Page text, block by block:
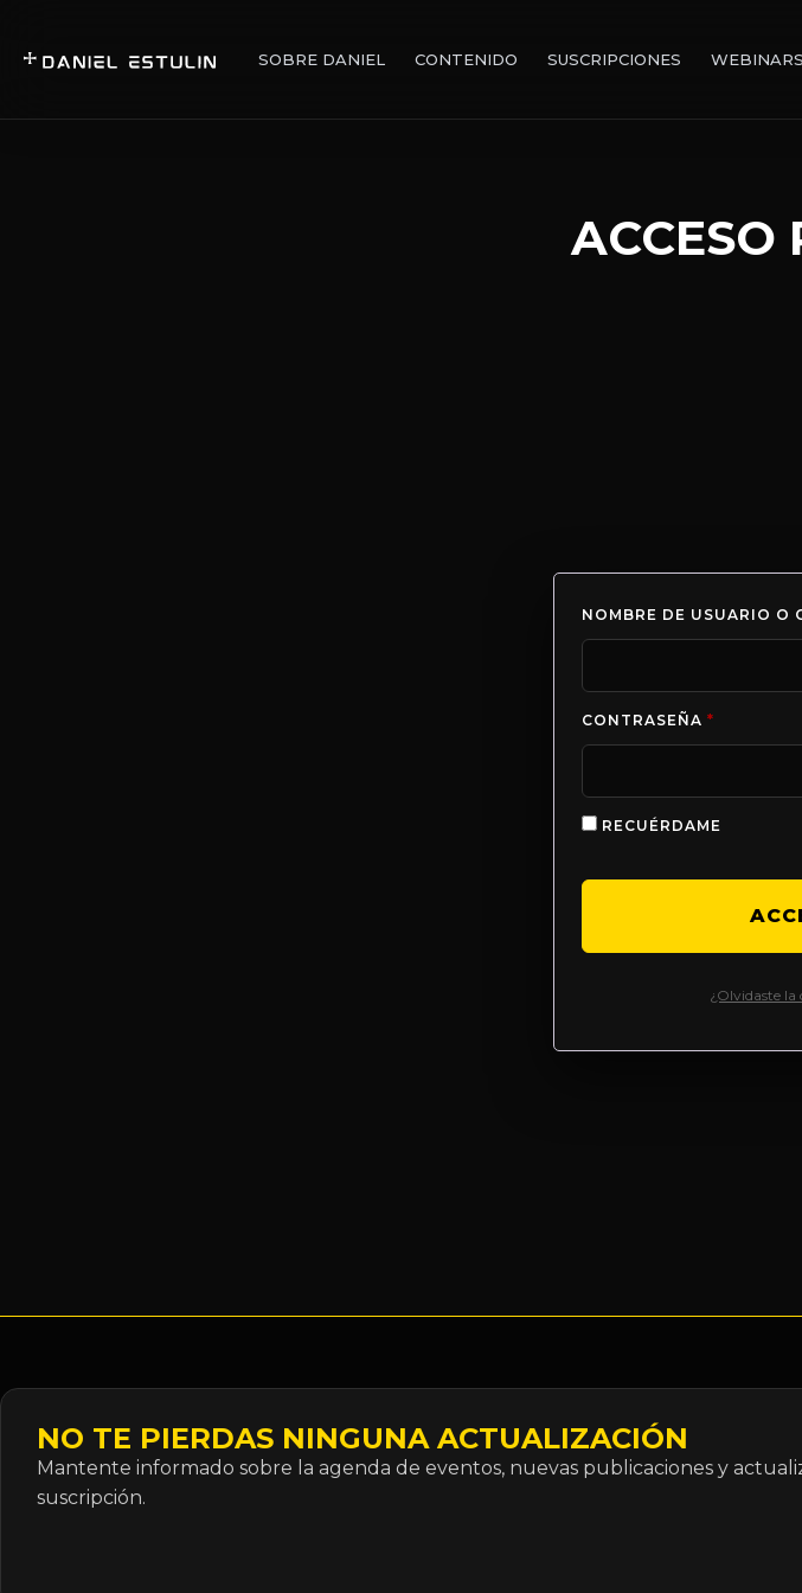
SOBRE DANIEL CONTENIDO SUSCRIPCIONES WEBINARS
ACCESO
NOMBRE DE USUARIO O
CONTRASEÑA *
RECUÉRDAME
¿Olvidaste la
NO TE PIERDAS NINGUNA ACTUALIZACIÓN
Mantente informado sobre la agenda de eventos, nuevas publicaciones y
suscripción.